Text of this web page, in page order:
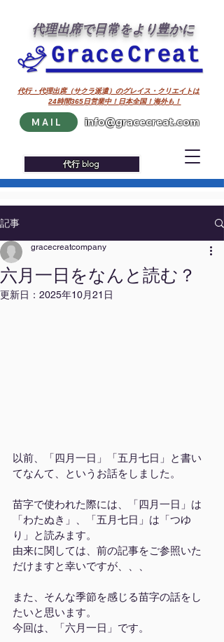
代理出席で日常をより豊かに
代行 blog
24時間365日営業中！日本全国！海外も！
代行・代理出席（サクラ派遣）のグレイス・クリエイトは
MAIL info@gracecreat.com
記事
六月一日をなんと読む？
gracecreatcompany
更新日： 2025年10月21日
以前、「四月一日」「五月七日」と書い
てなんて、というお話をしました。
苗字で使われた際には、「四月一日」は
「わたぬき」、「五月七日」は「つゆ
り」と読みます。
由来に関しては、前の記事をご参照いた
だけますと幸いですが、、、
また、そんな季節を感じる苗字の話をし
たいと思います。
今回は、「六月一日」です。